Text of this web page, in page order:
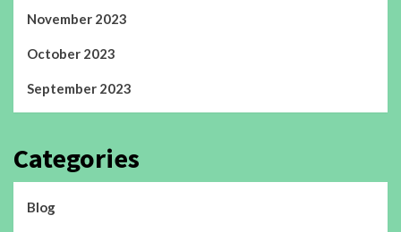
November 2023
October 2023
September 2023
Categories
Blog